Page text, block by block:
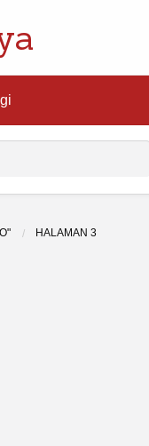
HALAMAN 3